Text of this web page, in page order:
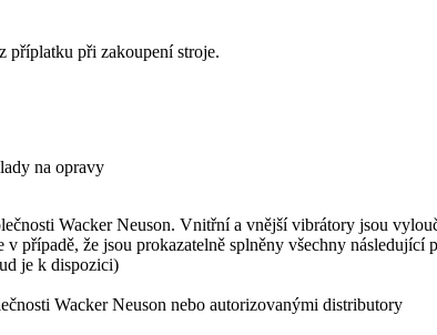
příplatku při zakoupení stroje.
na opravy
Wacker Neuson. Vnitřní a vnější vibrátory jsou
případě, že jsou prokazatelně splněny všechny následující
je k dispozici)
Wacker Neuson nebo autorizovanými distributory